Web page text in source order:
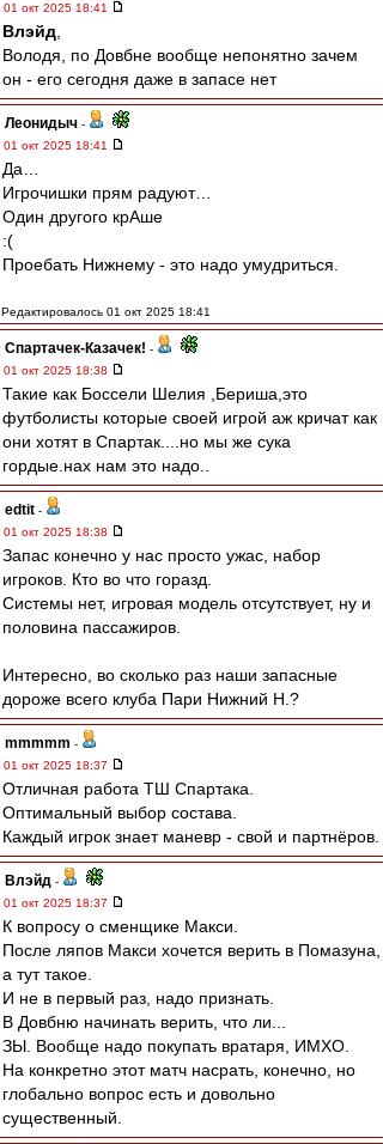
01 окт 2025 18:41
Влэйд
Володя, по Довбне вообще непонятно зачем
он - его сегодня даже в запасе нет
Леонидыч -
01 окт 2025 18:41
Да…
Игрочишки прям радуют…
Один другого крАше
:(
Проебать Нижнему - это надо умудриться.
Редактировалось 01 окт 2025 18:41
Спартачек-Казачек! -
01 окт 2025 18:38
Такие как Боссели Шелия ,Бериша,это
футболисты которые своей игрой аж кричат как
они хотят в Спартак....но мы же сука
гордые.нах нам это надо..
edtit -
01 окт 2025 18:38
Запас конечно у нас просто ужас, набор
игроков. Кто во что горазд.
Системы нет, игровая модель отсутствует, ну и
половина пассажиров.
Интересно, во сколько раз наши запасные
дороже всего клуба Пари Нижний Н.?
mmmmm -
01 окт 2025 18:37
Отличная работа ТШ Спартака.
Оптимальный выбор состава.
Каждый игрок знает маневр - свой и партнёров.
Влэйд -
01 окт 2025 18:37
К вопросу о сменщике Макси.
После ляпов Макси хочется верить в Помазуна,
а тут такое.
И не в первый раз, надо признать.
В Довбню начинать верить, что ли...
ЗЫ. Вообще надо покупать вратаря, ИМХО.
На конкретно этот матч насрать, конечно, но
глобально вопрос есть и довольно
существенный.